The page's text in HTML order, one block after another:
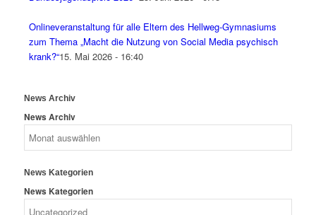
Onlineveranstaltung für alle Eltern des Hellweg-Gymnasiums
zum Thema „Macht die Nutzung von Social Media psychisch
krank?“15. Mai 2026 - 16:40
News Archiv
News Archiv
News Kategorien
News Kategorien